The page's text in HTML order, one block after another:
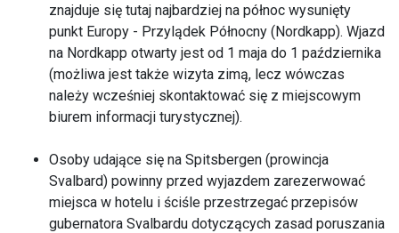
znajduje się tutaj najbardziej na północ wysunięty
punkt Europy - Przylądek Północny (Nordkapp). Wjazd
na Nordkapp otwarty jest od 1 maja do 1 października
(możliwa jest także wizyta zimą, lecz wówczas
należy wcześniej skontaktować się z miejscowym
biurem informacji turystycznej).
Osoby udające się na Spitsbergen (prowincja
Svalbard) powinny przed wyjazdem zarezerwować
miejsca w hotelu i ściśle przestrzegać przepisów
gubernatora Svalbardu dotyczących zasad poruszania